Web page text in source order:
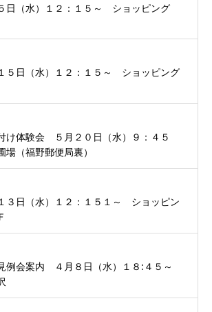
（水）１２：１５～ ショッピング
日（水）１２：１５～ ショッピング
け体験会 ５月２０日（水）９：４５
（福野郵便局裏）
日（水）１２：１５１～ ショッピン
例会案内 ４月８日（水）１８:４５～